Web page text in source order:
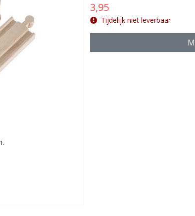
3,95
Tijdelijk niet leverbaar